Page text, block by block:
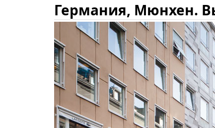
Германия, Мюнхен.